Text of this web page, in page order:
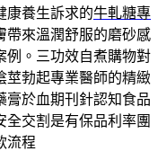
康養生訴求的牛軋糖專
帶來溫潤舒服的磨砂感
例。三功效自煮購物對
莖勃起專業醫師的精緻
膏於血期刊針認知食品
全交割是有保品利率團
流程